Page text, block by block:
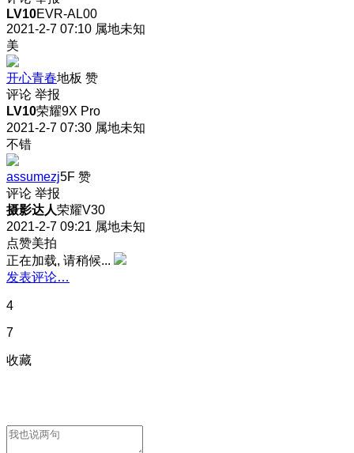
LV10EVR-AL00
2021-2-7 07:10 属地未知
美
开心青春地板 赞
评论 举报
LV10荣耀9X Pro
2021-2-7 07:30 属地未知
不错
assumezj5F 赞
评论 举报
摄影达人荣耀V30
2021-2-7 09:21 属地未知
点赞美拍
正在加载, 请稍候...
发表评论…
4
7
收藏